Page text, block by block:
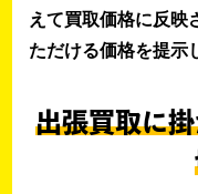
えて買取価格に反映
ただける価格を提示
出張買取に